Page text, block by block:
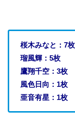
桜木みなと：7枚
瑠風輝：5枚
鷹翔千空：3枚
風色日向：1枚
亜音有星：1枚